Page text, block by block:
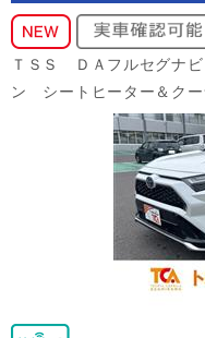
ＴＳＳ ＤＡフルセグナ
ン シートヒーター＆ク